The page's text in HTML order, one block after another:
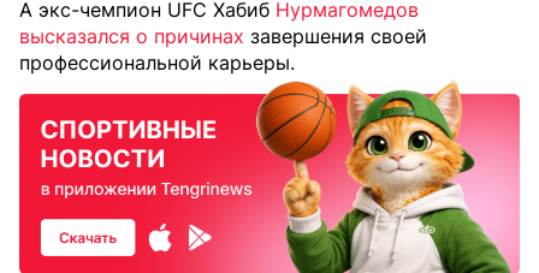
А экс-чемпион UFC Хабиб Нурмагомедов
высказался о причинах завершения своей
профессиональной карьеры.